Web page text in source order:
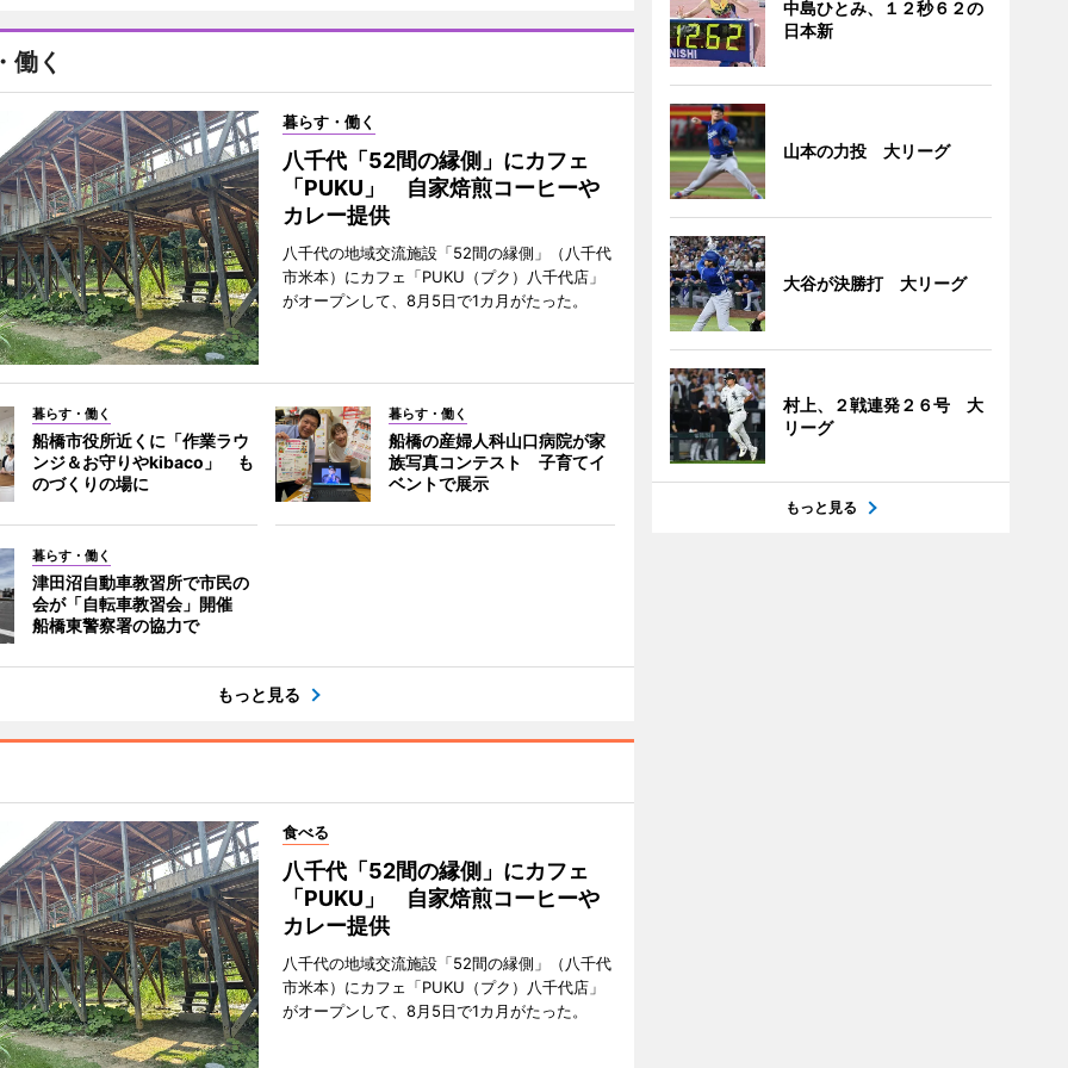
働く
暮らす・働く
八千代「52間の縁側」にカフェ
「PUKU」 自家焙煎コーヒーや
カレー提供
八千代の地域交流施設「52間の縁側」（八千代
市米本）にカフェ「PUKU（プク）八千代店」
がオープンして、8月5日で1カ月がたった。
暮らす・働く
船橋市役所近くに「作業ラウ
ンジ＆お守りやkibaco」 も
のづくりの場に
暮らす・働く
船橋の産婦人科山口病院が家
族写真コンテスト 子育てイ
ベントで展示
暮らす・働く
津田沼自動車教習所で市民の
会が「自転車教習会」開催
船橋東警察署の協力で
もっと見る
食べる
八千代「52間の縁側」にカフェ
「PUKU」 自家焙煎コーヒーや
カレー提供
八千代の地域交流施設「52間の縁側」（八千代
市米本）にカフェ「PUKU（プク）八千代店」
がオープンして、8月5日で1カ月がたった。
中島ひとみ、１２秒６２の
日本新
山本の力投 大リーグ
大谷が決勝打 大リーグ
村上、２戦連発２６号 大
リーグ
もっと見る